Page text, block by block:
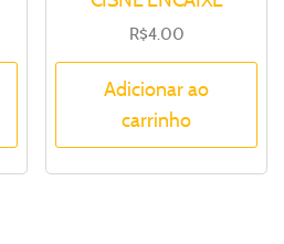
R$4.00
Adicionar ao
carrinho